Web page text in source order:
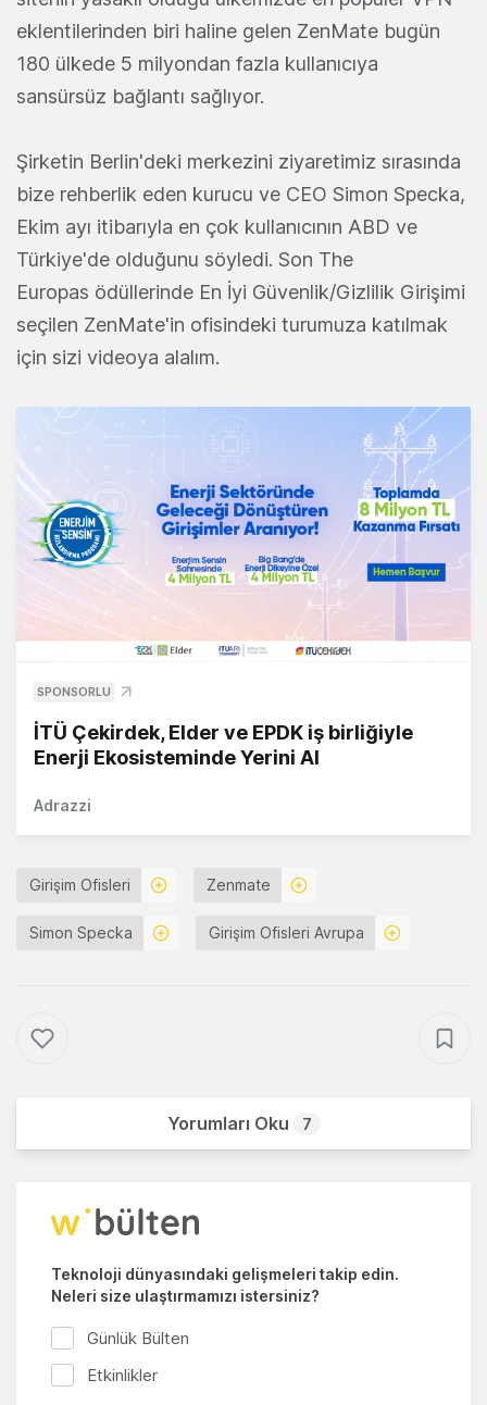
eklentilerinden biri haline gelen ZenMate bugün
180 ülkede 5 milyondan fazla kullanıcıya
sansürsüz bağlantı sağlıyor.
Şirketin Berlin'deki merkezini ziyaretimiz sırasında
bize rehberlik eden kurucu ve CEO Simon Specka,
Ekim ayı itibarıyla en çok kullanıcının ABD ve
Türkiye'de olduğunu söyledi. Son The
Europas ödüllerinde En İyi Güvenlik/Gizlilik Girişimi
seçilen ZenMate'in ofisindeki turumuza katılmak
için sizi videoya alalım.
SPONSORLU
İTÜ Çekirdek, Elder ve EPDK iş birliğiyle
Enerji Ekosisteminde Yerini Al
Adrazzi
Girişim Ofisleri Zenmate
Simon Specka Girişim Ofisleri Avrupa
Yorumları Oku 7
Teknoloji dünyasındaki gelişmeleri takip edin.
Neleri size ulaştırmamızı istersiniz?
Günlük Bülten
Etkinlikler